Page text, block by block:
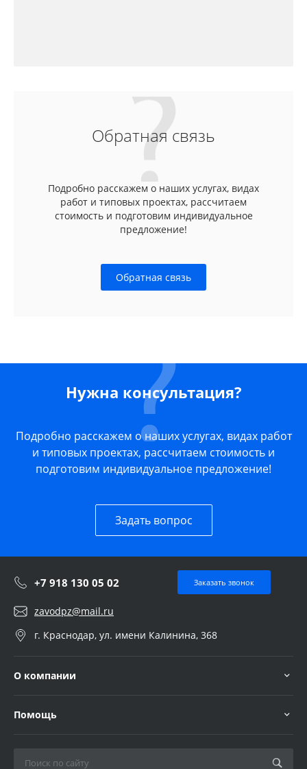
Обратная связь
Подробно расскажем о наших услугах, видах
работ и типовых проектах, рассчитаем
стоимость и подготовим индивидуальное
предложение!
Обратная связь
Нужна консультация?
Подробно расскажем о наших услугах, видах работ
и типовых проектах, рассчитаем стоимость и
подготовим индивидуальное предложение!
Задать вопрос
+7 918 130 05 02 Заказать звонок
zavodpz@mail.ru
г. Краснодар, ул. имени Калинина, 368
О компании
Помощь